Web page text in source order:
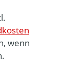
wenn